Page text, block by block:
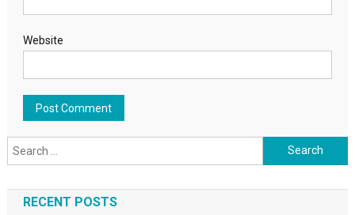
Website
Search for:
RECENT POSTS